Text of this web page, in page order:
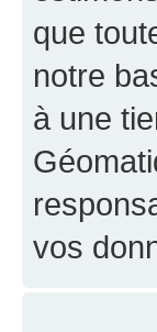
que
notre
à une
vos